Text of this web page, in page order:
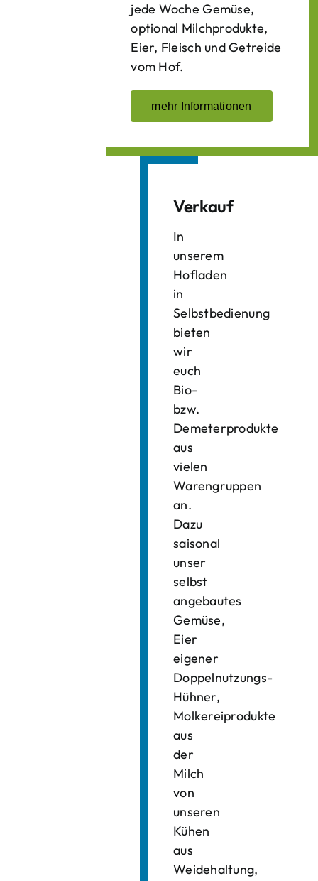
jede Woche Gemüse,
optional Milchprodukte,
Eier, Fleisch und Getreide
vom Hof.
mehr Informationen
Verkauf
In
unserem
Hofladen
in
Selbstbedienung
bieten
wir
euch
Bio-
bzw.
Demeterprodukte
aus
vielen
Warengruppen
an.
Dazu
saisonal
unser
selbst
angebautes
Gemüse,
Eier
eigener
Doppelnutzungs-
Hühner,
Molkereiprodukte
aus
der
Milch
von
unseren
Kühen
aus
Weidehaltung,